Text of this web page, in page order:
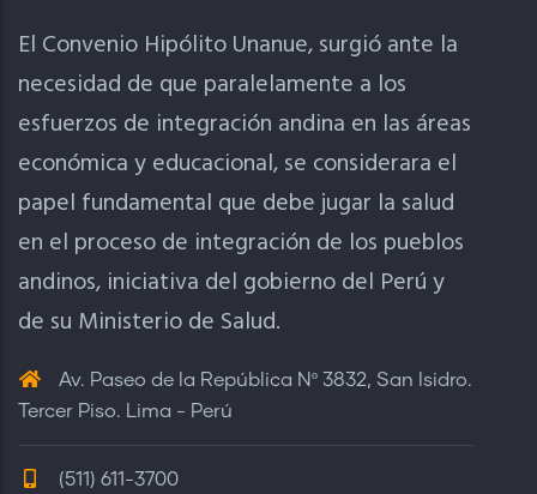
El Convenio Hipólito Unanue, surgió ante la
necesidad de que paralelamente a los
esfuerzos de integración andina en las áreas
económica y educacional, se considerara el
papel fundamental que debe jugar la salud
en el proceso de integración de los pueblos
andinos, iniciativa del gobierno del Perú y
de su Ministerio de Salud.
Av. Paseo de la República Nº 3832, San Isidro.
Tercer Piso. Lima - Perú
(511) 611-3700